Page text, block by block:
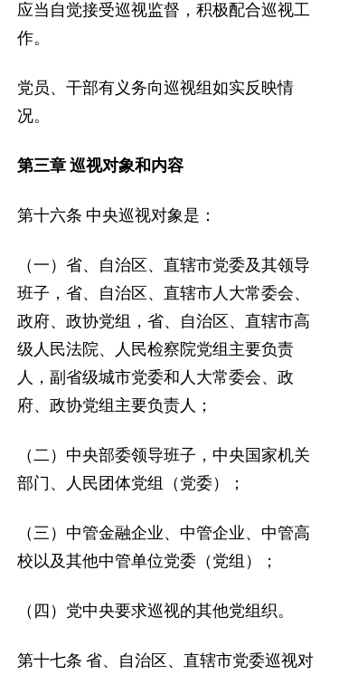
应当自觉接受巡视监督，积极配合巡视工
作。
党员、干部有义务向巡视组如实反映情
况。
第三章 巡视对象和内容
第十六条 中央巡视对象是：
（一）省、自治区、直辖市党委及其领导
班子，省、自治区、直辖市人大常委会、
政府、政协党组，省、自治区、直辖市高
级人民法院、人民检察院党组主要负责
人，副省级城市党委和人大常委会、政
府、政协党组主要负责人；
（二）中央部委领导班子，中央国家机关
部门、人民团体党组（党委）；
（三）中管金融企业、中管企业、中管高
校以及其他中管单位党委（党组）；
（四）党中央要求巡视的其他党组织。
第十七条 省、自治区、直辖市党委巡视对